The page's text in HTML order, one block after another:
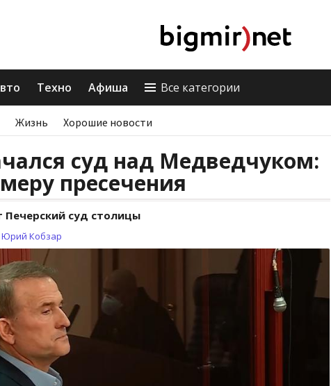
Техно Афиша Все категории
Жизнь Хорошие новости
суд над Медведчуком:
пресечения
Печерский суд столицы
Юрий Кобзар